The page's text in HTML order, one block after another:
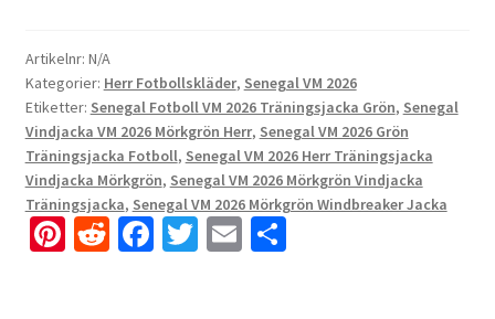
Artikelnr: N/A
Kategorier: Herr Fotbollskläder, Senegal VM 2026
Etiketter: Senegal Fotboll VM 2026 Träningsjacka Grön, Senegal
Vindjacka VM 2026 Mörkgrön Herr, Senegal VM 2026 Grön
Träningsjacka Fotboll, Senegal VM 2026 Herr Träningsjacka
Vindjacka Mörkgrön, Senegal VM 2026 Mörkgrön Vindjacka
Träningsjacka, Senegal VM 2026 Mörkgrön Windbreaker Jacka
Pi R Fa T E D